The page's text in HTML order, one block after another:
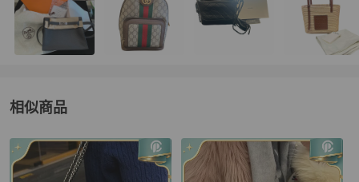
相似商品
更多相似Louis Vuitton女包推薦精品